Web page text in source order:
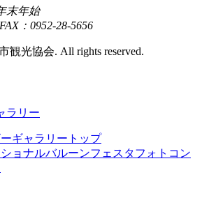
末年始
：0952-28-5656
観光協会. All rights reserved.
ラリー
ギャラリートップ
ョナルバルーンフェスタフォトコン